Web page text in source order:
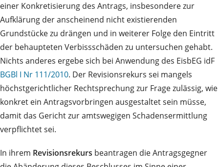
einer Konkretisierung des Antrags, insbesondere zur
Aufklärung der anscheinend nicht existierenden
Grundstücke zu drängen und in weiterer Folge den Eintritt
der behaupteten Verbissschäden zu untersuchen gehabt.
Nichts anderes ergebe sich bei Anwendung des EisbEG idF
BGBl I Nr 111/2010. Der Revisionsrekurs sei mangels
höchstgerichtlicher Rechtsprechung zur Frage zulässig, wie
konkret ein Antragsvorbringen ausgestaltet sein müsse,
damit das Gericht zur amtswegigen Schadensermittlung
verpflichtet sei.
In ihrem Revisionsrekurs beantragen die Antragsgegner